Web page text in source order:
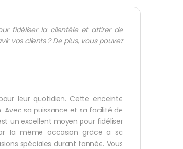
fidéliser la clientèle et attirer de
vos clients ? De plus, vous pouvez
leur quotidien. Cette enceinte
sa puissance et sa facilité de
un excellent moyen pour fidéliser
la même occasion grâce à sa
spéciales durant l’année. Vous